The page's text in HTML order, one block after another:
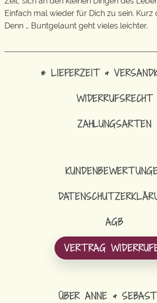
Einfach mal wieder für Dich zu sein.
Denn … Buntgelaunt geht vieles leichter.
* LIEFERZEIT &
WIDERRUFSRECHT
ZAHLUNGSARTEN
AGB
VERTRAG
ÜBER ANNE &